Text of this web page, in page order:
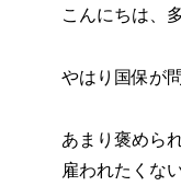
こんにちは、
やはり国保が
あまり褒めら
雇われたくな